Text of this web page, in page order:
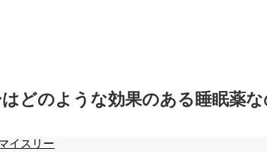
どのような効果のある睡眠薬な
イスリー